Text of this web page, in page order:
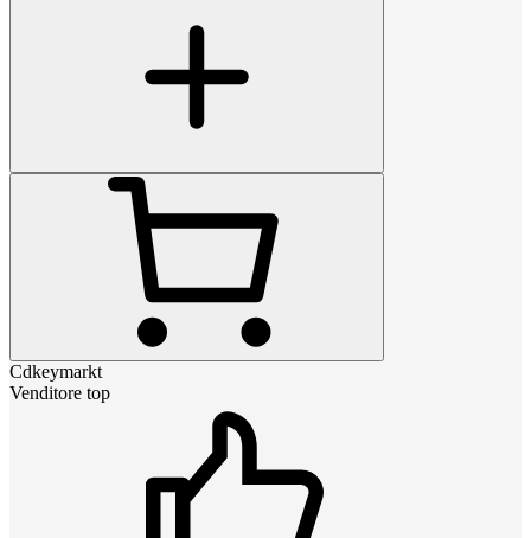
Cdkeymarkt
Venditore top